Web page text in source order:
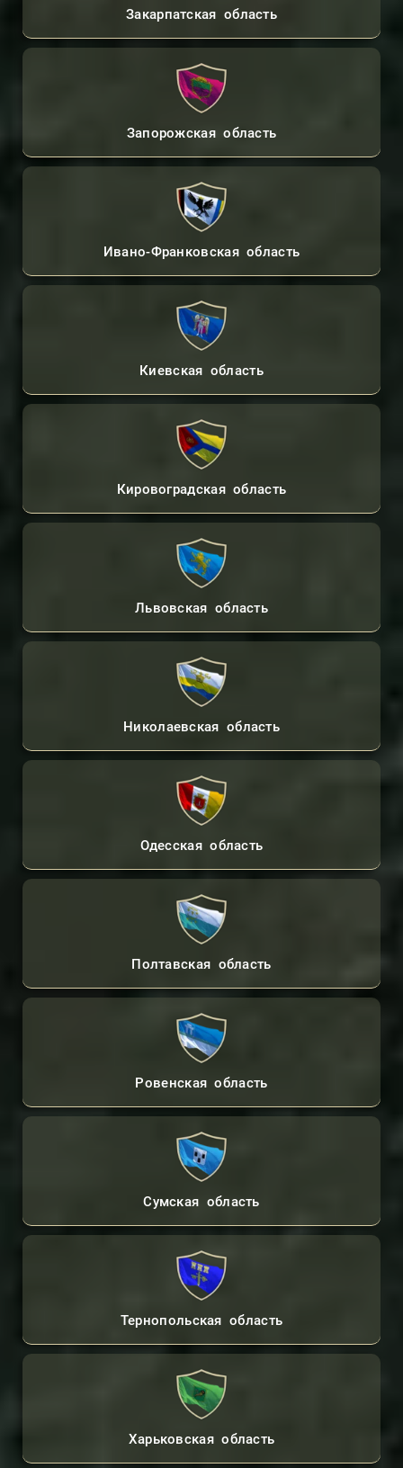
Закарпатская область
Запорожская область
Ивано-Франковская область
Киевская область
Кировоградская область
Львовская область
Николаевская область
Одесская область
Полтавская область
Ровенская область
Сумская область
Тернопольская область
Харьковская область